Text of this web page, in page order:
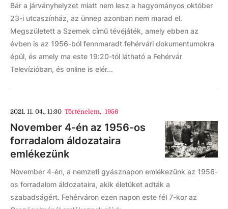
Bár a járványhelyzet miatt nem lesz a hagyományos október
23-i utcaszínház, az ünnep azonban nem marad el.
Megszületett a Szemek című tévéjáték, amely ebben az
évben is az 1956-ból fennmaradt fehérvári dokumentumokra
épül, és amely ma este 19:20-tól látható a Fehérvár
Televízióban, és online is elér...
2021. 11. 04., 11:30 Történelem, 1956
November 4-én az 1956-os
forradalom áldozataira
emlékezünk
November 4-én, a nemzeti gyásznapon emlékezünk az 1956-
os forradalom áldozataira, akik életüket adták a
szabadságért. Fehérváron ezen napon este fél 7-kor az